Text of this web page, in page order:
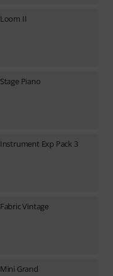
Loom II
Stage Piano
Instrument Exp Pack 3
Fabric Vintage
Mini Grand